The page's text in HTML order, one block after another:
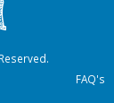
FAQ's